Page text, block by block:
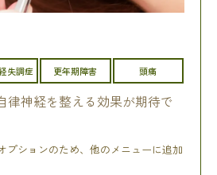
失調症 更年期障害 頭痛
律神経を整える効果が期待で
プションのため、他のメニューに追加